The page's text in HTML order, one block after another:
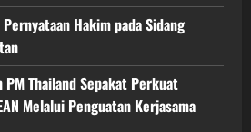
Hakim pada Sidang
Thailand Sepakat Perkuat
Melalui Penguatan Kerjasama